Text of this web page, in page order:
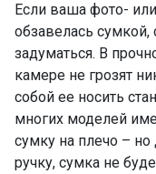
Если ваша фото-
обзавелась сумкой,
задуматься. В
камере не грозят
собой ее носить
многих моделей
сумку на плечо – но
ручку, сумка не